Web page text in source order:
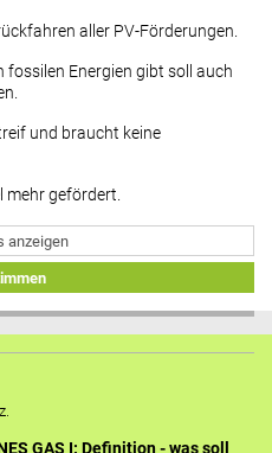
aller PV-Förderungen.
fossilen Energien gibt soll auch
und braucht keine
mehr gefördert.
anzeigen
GAS I: Definition - was soll